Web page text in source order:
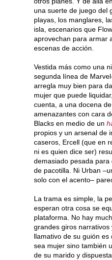
una suerte de juego del
playas, los manglares,
isla, escenarios que
aprovechan para armar
escenas de acción.
Vestida más como una
segunda línea de
arregla muy bien para
mujer que puede
cuenta, a una docena
amenazantes con cara
Blacks en medio de un
propios y un arsenal de
caseros, Ercell (que en
ni es quien dice ser)
demasiado pesada
de pacotilla. Ni Urban
solo con el acento–
La trama es simple, la
esperan otra cosa se
plataforma. No hay
grandes giros narrativos
llamativo de su guión
sea mujer sino también
de su marido y